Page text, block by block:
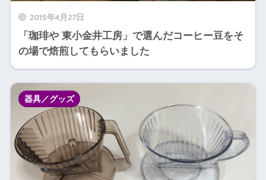
2015年4月27日
「珈琲や 東小金井工房」で選んだコーヒー豆をそ
の場で焙煎してもらいました
器具／グッズ